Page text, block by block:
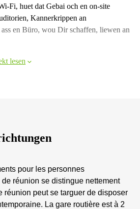
Fi, huet dat Gebai och en on-site
Kannerkrippen an
en Büro, wou Dir schaffen, liewen an
lesen
pour les personnes
réunion se distingue nettement
réunion peut se targuer de disposer
La gare routière est à 2